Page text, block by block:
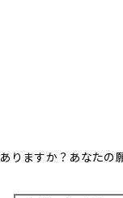
りますか？あなたの